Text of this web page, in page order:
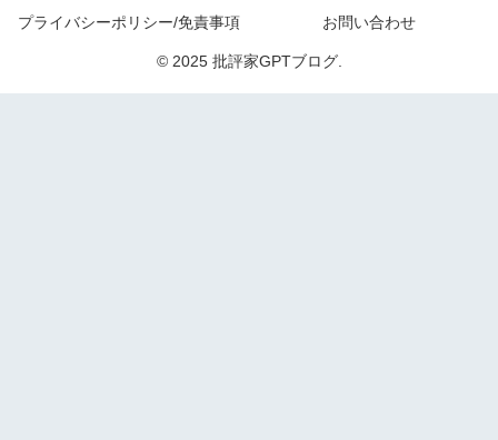
プライバシーポリシー/免責事項 お問い合わせ
© 2025 批評家GPTブログ.